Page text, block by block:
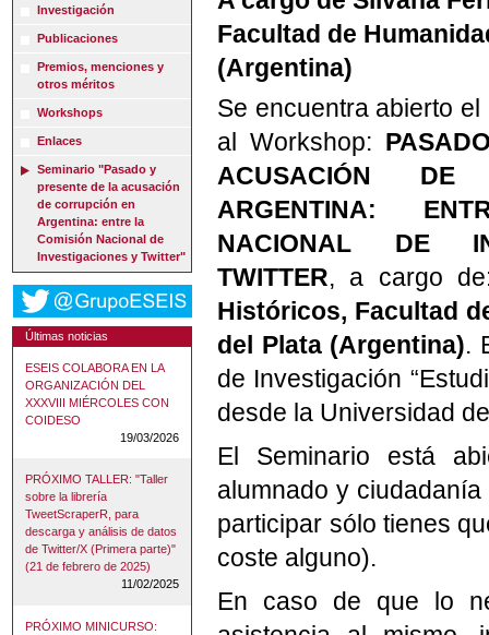
Investigación
Publicaciones
Premios, menciones y
otros méritos
Workshops
Enlaces
Seminario "Pasado y
presente de la acusación
de corrupción en
Argentina: entre la
Comisión Nacional de
Investigaciones y Twitter"
Últimas noticias
ESEIS COLABORA EN LA
ORGANIZACIÓN DEL
XXXVIII MIÉRCOLES CON
COIDESO
19/03/2026
PRÓXIMO TALLER: "Taller
sobre la librería
TweetScraperR, para
descarga y análisis de datos
de Twitter/X (Primera parte)"
(21 de febrero de 2025)
11/02/2025
PRÓXIMO MINICURSO:
Facultad de
(Argentina)
Se encuentra abierto
al Workshop:
ACUSACIÓN DE
ARGENTINA:
NACIONAL DE
TWITTER, a cargo
Históricos, Facultad
del Plata (Argentina).
de Investigación
desde la Universidad
El Seminario está
alumnado y
participar sólo tienes
coste alguno).
En caso de que lo